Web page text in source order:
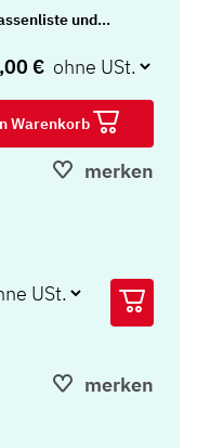
und
€
Warenkorb
merken
merken